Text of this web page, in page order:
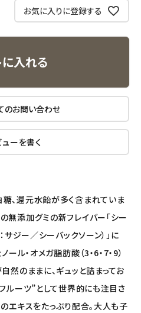
登録
お気に入りに登録する
に入れる
のお問い合わせ
ューを書く
、還元水飴が多く含まれていま
無添加グミの新フレイバー「シー
サジー／シーバックソーン）」に
ール・オメガ脂肪酸（3・6・7・9）
然のままに、ギュッと詰まってお
ルーツ”として世界的にも注目さ
エキスをたっぷり配合。大人も子